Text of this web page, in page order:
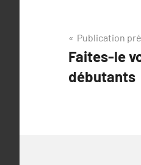
de
l’article
Publication
Faites-le
débutants